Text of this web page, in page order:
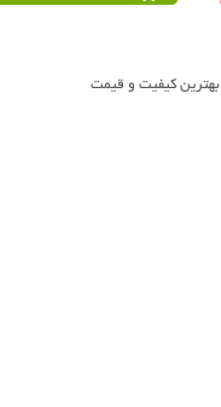
بهترین کیفیت و قیمت